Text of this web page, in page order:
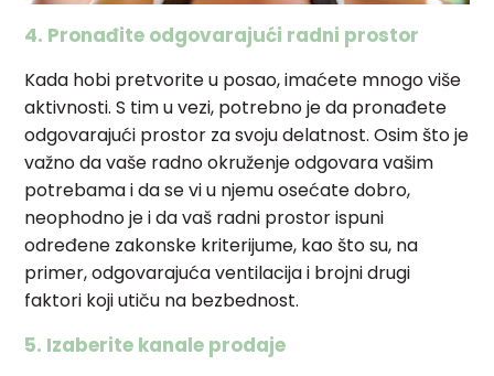
4. Pronađite odgovarajući radni prostor
Kada hobi pretvorite u posao, imaćete mnogo više
aktivnosti. S tim u vezi, potrebno je da pronađete
odgovarajući prostor za svoju delatnost. Osim što je
važno da vaše radno okruženje odgovara vašim
potrebama i da se vi u njemu osećate dobro,
neophodno je i da vaš radni prostor ispuni
određene zakonske kriterijume, kao što su, na
primer, odgovarajuća ventilacija i brojni drugi
faktori koji utiču na bezbednost.
5. Izaberite kanale prodaje